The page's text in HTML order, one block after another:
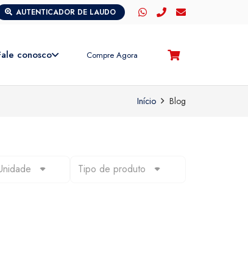
AUTENTICADOR DE LAUDO
conosco Compre Agora
Início Blog
Tipo de produto